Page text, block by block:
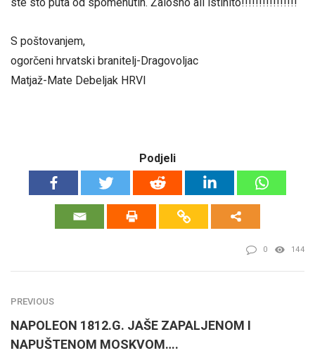
S poštovanjem,
ogorčeni hrvatski branitelj-Dragovoljac
Matjaž-Mate Debeljak HRVI
Podjeli
0 144
PREVIOUS
NAPOLEON 1812.G. JAŠE ZAPALJENOM I
NAPUŠTENOM MOSKVOM….